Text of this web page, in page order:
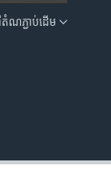
240p
ណភ្ជាប់​ដើម